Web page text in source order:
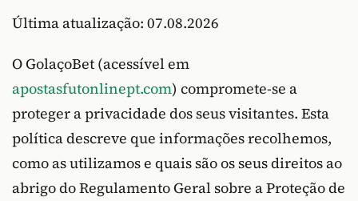
Última atualização: 07.08.2026
O GolaçoBet (acessível em
apostasfutonlinept.com) compromete-se a
proteger a privacidade dos seus visitantes. Esta
política descreve que informações recolhemos,
como as utilizamos e quais são os seus direitos ao
abrigo do Regulamento Geral sobre a Proteção de